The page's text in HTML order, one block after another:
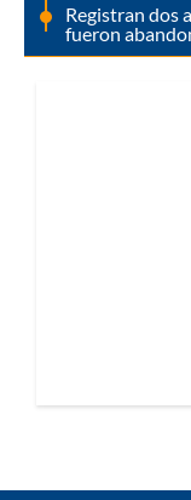
Registran dos
fueron